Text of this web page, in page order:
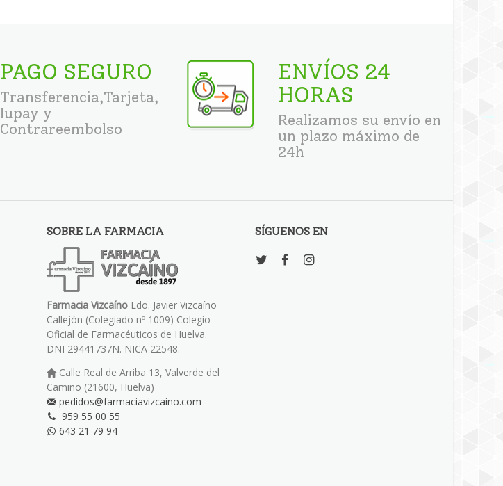
PAGO SEGURO
Transferencia,Tarjeta,
Iupay y
Contrareembolso
ENVÍOS 24
HORAS
Realizamos su envío en
un plazo máximo de
24h
SOBRE LA FARMACIA
Farmacia Vizcaíno Ldo. Javier Vizcaíno
Callejón (Colegiado nº 1009) Colegio
Oficial de Farmacéuticos de Huelva.
DNI 29441737N. NICA 22548.
Calle Real de Arriba 13, Valverde del
Camino (21600, Huelva)
pedidos@farmaciavizcaino.com
959 55 00 55
643 21 79 94
SÍGUENOS EN